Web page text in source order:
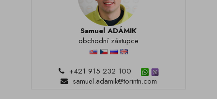
Samuel ADÁMIK
obchodní zástupce
+421 915 232 100
samuel.adamik@torintn.com